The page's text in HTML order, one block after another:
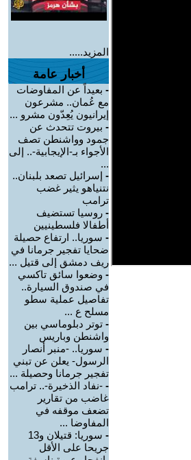
المزيد.....
أخبار عامة
- بعيداً عن المفاوضات
مع عُمان.. مشرعون
إيرانيون يُعِدّون مشرو ...
- بيروت تتحدث عن
جمود وواشنطن تصف
الأجواء بـ-الإيجابية-.. إلى
...
- إسرائيل تصعد بلبنان..
نتنياهو يثير غضب
ترامب
- روسيا تستضيف
أطفالا فلسطينيين
- سوريا.. ارتفاع حصيلة
ضحايا تفجير جرمانا في
ريف دمشق إلى قتيل ...
- وضعوا سائق تاكسي
في صندوق السيارة..
تفاصيل عملية سطو
مسلح ع ...
- توتر دبلوماسي بين
واشنطن وباريس
- سوريا.. -منبر أنصار
الرسول- يعلن عن تبني
تفجير جرمانا وحصيلة ...
- -نفاد الذخيرة-.. ترامب
غاضب من تقارير
تضعف موقفه في
المفاوضا ...
-
سوريا: قتيلان و13
جريحا على الأقل